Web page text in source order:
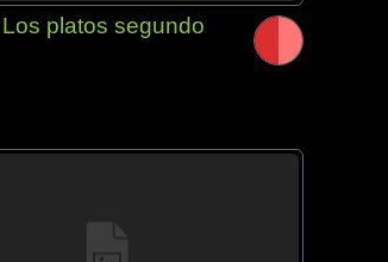
Los platos segundo